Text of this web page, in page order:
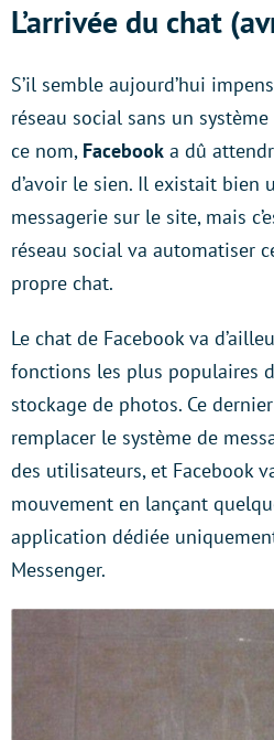
L’arrivée du chat
S’il semble aujourd’hui
réseau social sans un
ce nom, Facebook a dû
d’avoir le sien. Il existait bien
messagerie sur le site, mais
réseau social va automatiser
propre chat.
Le chat de Facebook va
fonctions les plus populaires
stockage de photos. Ce
remplacer le système de
des utilisateurs, et Facebook
mouvement en lançant
application dédiée
Messenger.